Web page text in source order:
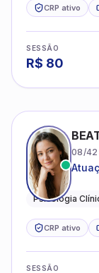
CRP ativo
SESSÃO
R$ 80
08/
Psicologia
CRP ativo
SESSÃO